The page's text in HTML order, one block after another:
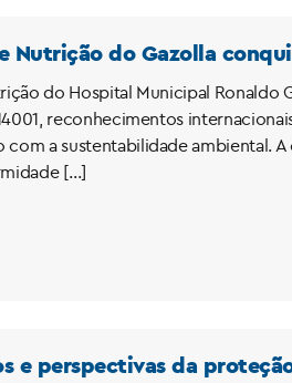
Nutrição do Gazolla
do Hospital Municipal Ronaldo
reconhecimentos
a sustentabilidade ambiental.
[…]
e perspectivas da